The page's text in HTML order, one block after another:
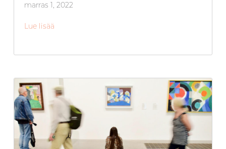
marras 1, 2022
Lue lisää